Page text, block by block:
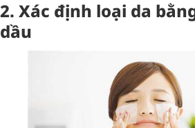
2. Xác định loại da
dầu